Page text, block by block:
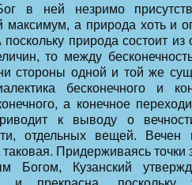
в ней незримо
максимум, а природа хоть и
природа состоит из
то между
стороны одной и той же
бесконечного и
а конечное
к выводу о
отдельных вещей.
Придерживаясь
Богом, Кузанский